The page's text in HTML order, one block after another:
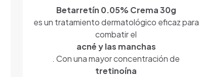
Betarretín 0.05% Crema 30g
es un tratamiento dermatológico eficaz para
combatir el
acné y las manchas
. Con una mayor concentración de
tretinoína